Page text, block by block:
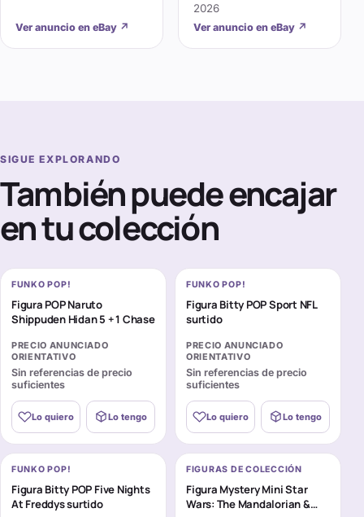
Ver anuncio en eBay ↗
2026
Ver anuncio en eBay ↗
SIGUE EXPLORANDO
También puede encajar
en tu colección
FUNKO POP!
Figura POP Naruto
Shippuden Hidan 5 + 1 Chase
PRECIO ANUNCIADO
ORIENTATIVO
Sin referencias de precio
suficientes
Lo quiero Lo tengo
FUNKO POP!
Figura Bitty POP Sport NFL
surtido
PRECIO ANUNCIADO
ORIENTATIVO
Sin referencias de precio
suficientes
Lo quiero Lo tengo
FUNKO POP!
Figura Bitty POP Five Nights
At Freddys surtido
FIGURAS DE COLECCIÓN
Figura Mystery Mini Star
Wars: The Mandalorian &